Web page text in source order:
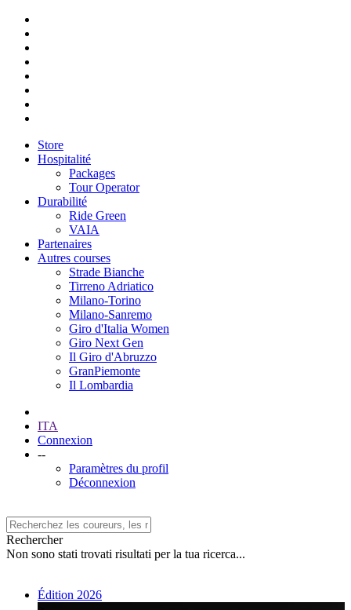
Store
Hospitalité
Packages
Tour Operator
Durabilité
Ride Green
VAIA
Partenaires
Autres courses
Strade Bianche
Tirreno Adriatico
Milano-Torino
Milano-Sanremo
Giro d'Italia Women
Giro Next Gen
Il Giro d'Abruzzo
GranPiemonte
Il Lombardia
ITA
Connexion
--
Paramètres du profil
Déconnexion
Rechercher
Non sono stati trovati risultati per la tua ricerca...
Édition 2026